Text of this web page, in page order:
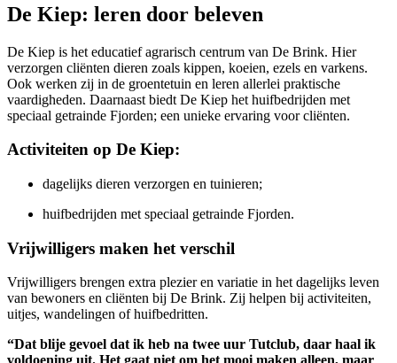
De Kiep: leren door beleven
De Kiep is het educatief agrarisch centrum van De Brink. Hier
verzorgen cliënten dieren zoals kippen, koeien, ezels en varkens.
Ook werken zij in de groentetuin en leren allerlei praktische
vaardigheden. Daarnaast biedt De Kiep het huifbedrijden met
speciaal getrainde Fjorden; een unieke ervaring voor cliënten.
Activiteiten op De Kiep:
dagelijks dieren verzorgen en tuinieren;
huifbedrijden met speciaal getrainde Fjorden.
Vrijwilligers maken het verschil
Vrijwilligers brengen extra plezier en variatie in het dagelijks leven
van bewoners en cliënten bij De Brink. Zij helpen bij activiteiten,
uitjes, wandelingen of huifbedritten.
“Dat blije gevoel dat ik heb na twee uur Tutclub, daar haal ik